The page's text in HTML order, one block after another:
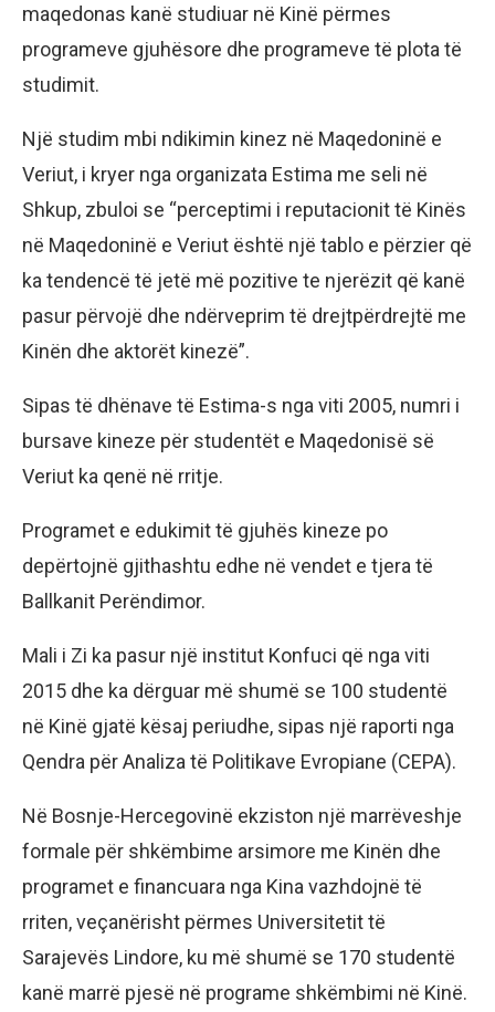
maqedonas kanë studiuar në Kinë përmes
programeve gjuhësore dhe programeve të plota të
studimit.
Një studim mbi ndikimin kinez në Maqedoninë e
Veriut, i kryer nga organizata Estima me seli në
Shkup, zbuloi se “perceptimi i reputacionit të Kinës
në Maqedoninë e Veriut është një tablo e përzier që
ka tendencë të jetë më pozitive te njerëzit që kanë
pasur përvojë dhe ndërveprim të drejtpërdrejtë me
Kinën dhe aktorët kinezë”.
Sipas të dhënave të Estima-s nga viti 2005, numri i
bursave kineze për studentët e Maqedonisë së
Veriut ka qenë në rritje.
Programet e edukimit të gjuhës kineze po
depërtojnë gjithashtu edhe në vendet e tjera të
Ballkanit Perëndimor.
Mali i Zi ka pasur një institut Konfuci që nga viti
2015 dhe ka dërguar më shumë se 100 studentë
në Kinë gjatë kësaj periudhe, sipas një raporti nga
Qendra për Analiza të Politikave Evropiane (CEPA).
Në Bosnje-Hercegovinë ekziston një marrëveshje
formale për shkëmbime arsimore me Kinën dhe
programet e financuara nga Kina vazhdojnë të
rriten, veçanërisht përmes Universitetit të
Sarajevës Lindore, ku më shumë se 170 studentë
kanë marrë pjesë në programe shkëmbimi në Kinë.